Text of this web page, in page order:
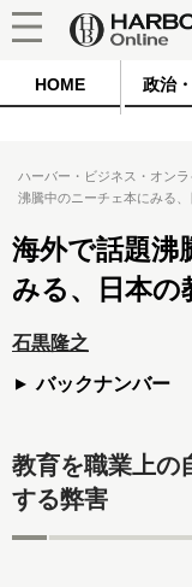
HOME 政治
ハーバー・ビジネス・オンラ
沸騰中のニーチェ本にみる
海外で話題沸
みる、日本の
石黒隆之
バックナンバー
教育を職業上の
する弊害